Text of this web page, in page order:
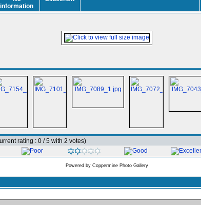
rating : 0 / 5 with 2 votes)
Powered by Coppermine Photo Gallery